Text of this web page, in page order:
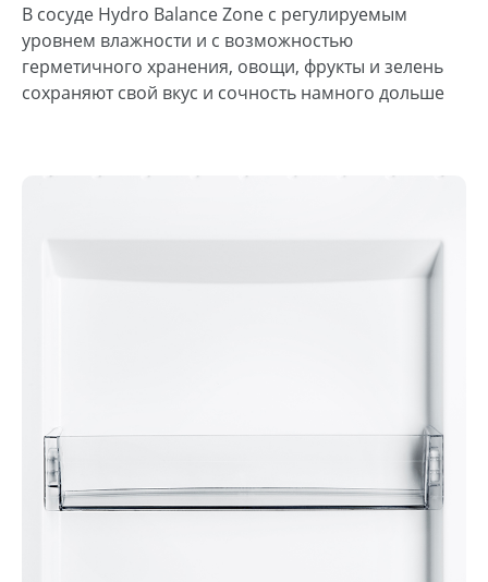
В сосуде Hydro Balance Zone с регулируемым
уровнем влажности и с возможностью
герметичного хранения, овощи, фрукты и зелень
сохраняют свой вкус и сочность намного дольше